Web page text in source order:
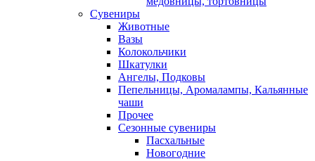
Сувениры
Животные
Вазы
Колокольчики
Шкатулки
Ангелы, Подковы
Пепельницы, Аромалампы, Кальянные
чаши
Прочее
Сезонные сувениры
Пасхальные
Новогодние